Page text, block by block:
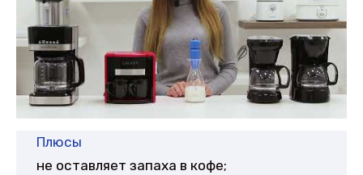
Плюсы
не оставляет запаха в кофе;